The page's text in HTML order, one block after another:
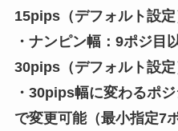
15pips（デフォルト設定
・ナンピン幅：9ポジ目
30pips（デフォルト設定
・30pips幅に変わるポ
で変更可能（最小指定7ポ